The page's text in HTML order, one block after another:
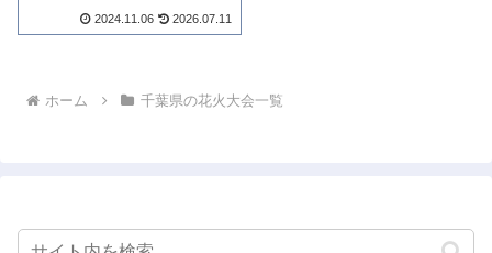
2026年の公式開催発表はまだ出
報をすべてま...
2024.11.06 2026.07.11
ホーム 千葉県の花火大会一覧